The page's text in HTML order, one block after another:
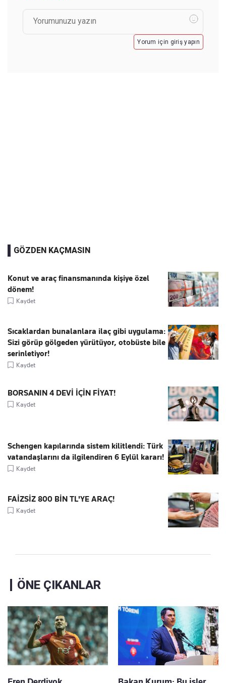
Yorum için giriş yapın
GÖZDEN KAÇMASIN
Konut ve araç finansmanında kişiye özel
dönem!
Kaydet
Sıcaklardan bunalanlara ilaç gibi uygulama:
Sizi görüp gölgeden yürütüyor, otobüste bile
serinletiyor!
Kaydet
BORSANIN 4 DEVİ İÇİN FİYAT!
Kaydet
Schengen kapılarında sistem kilitlendi: Türk
vatandaşlarını da ilgilendiren 6 Eylül kararı!
Kaydet
FAİZSİZ 800 BİN TL'YE ARAÇ!
Kaydet
ÖNE ÇIKANLAR